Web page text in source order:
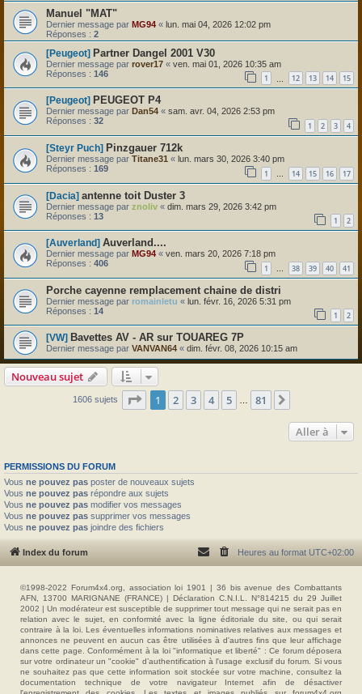
Manuel "MAT"
Dernier message par MG94 « lun. mai 04, 2026 12:02 pm
Réponses : 2
[Peugeot] Partner Dangel 2001 V30
Dernier message par rover17 « ven. mai 01, 2026 10:35 am
Réponses : 146 1 12 13 14 15
[Peugeot] PEUGEOT P4
Dernier message par Dan54 « sam. avr. 04, 2026 2:53 pm
Réponses : 32 1 2 3 4
[Steyr Puch] Pinzgauer 712k
Dernier message par Titane31 « lun. mars 30, 2026 3:40 pm
Réponses : 169 1 … 14 15 16 17
[Dacia] antenne toit Duster 3
Dernier message par znoliv « dim. mars 29, 2026 3:42 pm
Réponses : 13 1 2
[Auverland] Auverland....
Dernier message par MG94 « ven. mars 20, 2026 7:18 pm
Réponses : 406 1 … 38 39 40 41
Porche cayenne remplacement chaine de distri
Dernier message par romainletu « lun. févr. 16, 2026 5:31 pm
Réponses : 14 1 2
[VW] Bavettes AV - AR sur TOUAREG 7P
Dernier message par VANVAN64 « dim. févr. 08, 2026 10:15 am
Nouveau sujet
1606 sujets Page 1sur81
1 2 3 4 5 … 81
Aller à
PERMISSIONS DU FORUM
Vous ne pouvez pas poster de nouveaux sujets
Vous ne pouvez pas répondre aux sujets
Vous ne pouvez pas modifier vos messages
Vous ne pouvez pas supprimer vos messages
Vous ne pouvez pas joindre des fichiers
Index du forum Heures au format UTC+02:00
©1998-2022 Forum4x4.org, association loi 1901 | 36 bis avenue des Combattants
AFN, 13700 MARIGNANE (FRANCE) | Déclaration C.N.I.L. N°814215 du 29 Juillet
2002 | Un modérateur est susceptible de supprimer tout message qui ne serait pas en
relation avec le sujet, en conformité avec la ligne éditoriale du site, ou qui serait
contraire à la loi. Les éventuelles informations nominatives relatives aux messages et
annonces ne peuvent en aucun cas être utilisées à d'autres fins que leur affichage
dans cette page. Conformément à la loi "informatique et liberté" : Ce forum déposera
sur votre ordinateur un "cookie" d’authentification à l'usage exclusif du forum. Si vous
ne souhaitez pas que cette information soit stockée sur votre machine, consultez la
documentation technique de votre navigateur Internet afin de désactiver